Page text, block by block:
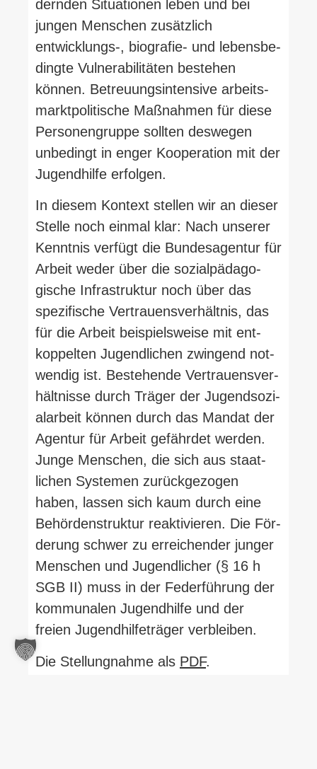
dernden Situa­tionen leben und bei
jungen Men­schen zusätzlich
entwicklungs‑, biografie- und lebens­be­
dingte Vul­nerabi­li­täten bestehen
können. Betreu­ungs­in­tensive arbeits­
markt­po­li­tische Maß­nahmen für diese
Per­so­nen­gruppe sollten des­wegen
unbe­dingt in enger Koope­ration mit der
Jugend­hilfe erfolgen.
In diesem Kontext stellen wir an dieser
Stelle noch einmal klar: Nach unserer
Kenntnis verfügt die Bun­des­agentur für
Arbeit weder über die sozi­al­päd­ago­
gische Infra­struktur noch über das
spe­zi­fische Ver­trau­ens­ver­hältnis, das
für die Arbeit bei­spiels­weise mit ent­
kop­pelten Jugend­lichen zwingend not­
wendig ist. Bestehende Ver­trau­ens­ver­
hält­nisse durch Träger der Jugend­so­zi­
al­arbeit können durch das Mandat der
Agentur für Arbeit gefährdet werden.
Junge Men­schen, die sich aus staat­
lichen Sys­temen zurück­ge­zogen
haben, lassen sich kaum durch eine
Behör­den­struktur reak­ti­vieren. Die För­
derung schwer zu errei­chender junger
Men­schen und Jugend­licher (§ 16 h
SGB II) muss in der Feder­führung der
kom­mu­nalen Jugend­hilfe und der
freien Jugend­hil­fe­träger verbleiben.
Die Stel­lung­nahme als PDF.